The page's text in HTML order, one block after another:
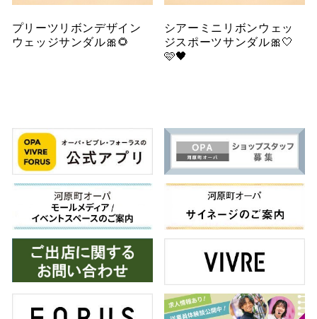
プリーツリボンデザイン
ウェッジサンダル🎀🌻
シアーミニリボンウェッ
ジスポーツサンダル🎀🤍
🩷🖤